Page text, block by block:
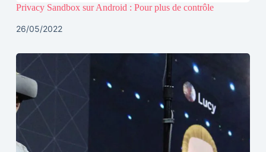
Privacy Sandbox sur Android : Pour plus de contrôle
26/05/2022